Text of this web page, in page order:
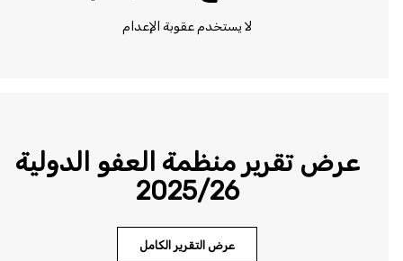
لا يستخدم عقوبة الإعدام
عرض تقرير منظمة العفو الدولية
2025/26
عرض التقرير الكامل